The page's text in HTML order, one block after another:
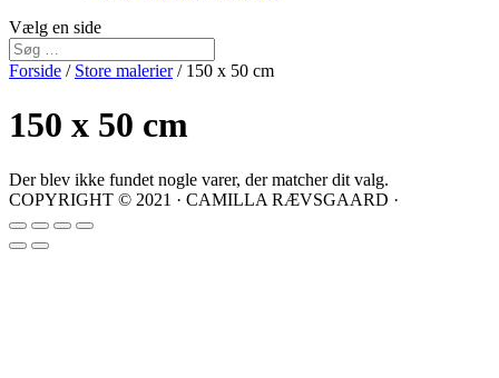
Vælg en side
Forside / Store malerier/ 150 x 50 cm
150 x 50 cm
Der blev ikke fundet nogle varer, der matcher dit valg.
COPYRIGHT © 2021 · CAMILLA RÆVSGAARD ·